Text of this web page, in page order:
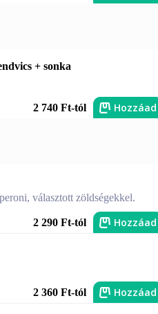
+ sonka
2 740 Ft-tól Hozzáad
választott zöldségekkel.
2 290 Ft-tól Hozzáad
2 360 Ft-tól Hozzáad